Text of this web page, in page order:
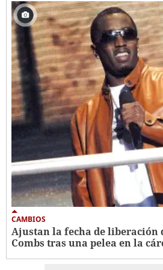
CAMBIOS
Ajustan la fecha de liberación
Combs tras una pelea en la